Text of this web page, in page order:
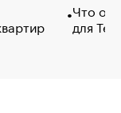
Что
для